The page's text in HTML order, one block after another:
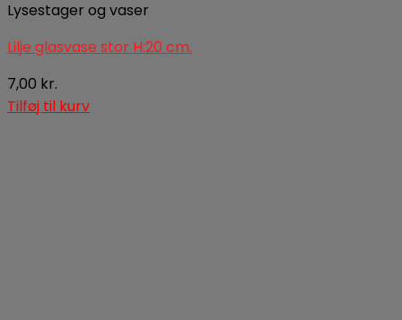
Lysestager og vaser
Lilje glasvase stor H:20 cm.
7,00 kr.
Tilføj til kurv